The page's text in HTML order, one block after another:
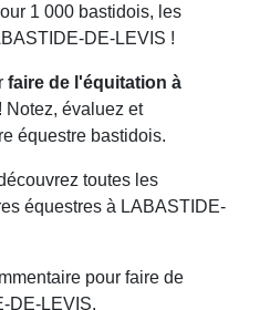
1 000 bastidois, les
DE-LEVIS !
faire de l'équitation à
! Notez, évaluez et
équestre bastidois.
toutes les
équestres à LABASTIDE-
pour faire de
DE-LEVIS.